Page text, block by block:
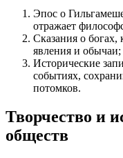
Эпос о
отражает
Сказания о
явления и обычаи;
Исторические
событиях,
потомков.
Творчество и
обществ